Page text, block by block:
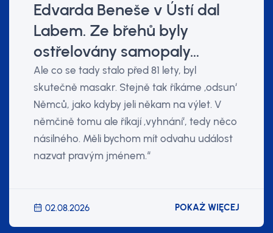
Edvarda Beneše v Ústí dal
Labem. Ze břehů byly
ostřelovány samopaly…
Ale co se tady stalo před 81 lety, byl
skutečně masakr. Stejně tak říkáme ‚odsun‘
Němců, jako kdyby jeli někam na výlet. V
němčině tomu ale říkají ‚vyhnání‘, tedy něco
násilného. Měli bychom mít odvahu událost
nazvat pravým jménem.“
02.08.2026 POKAŻ WIĘCEJ